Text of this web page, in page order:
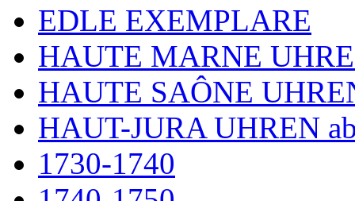
EDLE EXEMPLARE
HAUTE MARNE
HAUTE SAÔNE
HAUT-JURA UHREN
1730-1740